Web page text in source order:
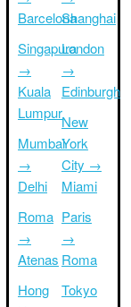
Barcelona
Singapura
→
Kuala
Lumpur
Mumbai
→
Delhi
Roma
→
Atenas
Hong
Shanghai
London
→
Edinburgh
New
York
City →
Miami
Paris
→
Roma
Tokyo